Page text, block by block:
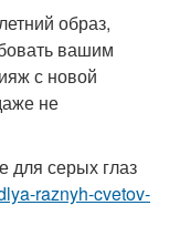
образ,
вашим
с новой
не
серых глаз
raznyh-cvetov-